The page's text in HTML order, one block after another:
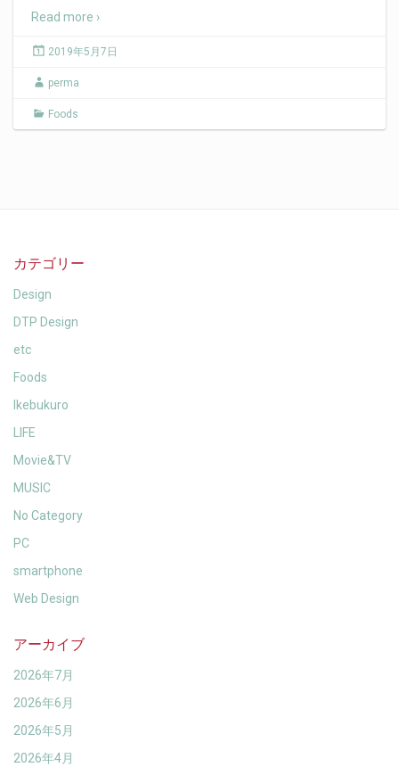
Read more ›
2019年5月7日
perma
Foods
カテゴリー
Design
DTP Design
etc
Foods
Ikebukuro
LIFE
Movie&TV
MUSIC
No Category
PC
smartphone
Web Design
アーカイブ
2026年7月
2026年6月
2026年5月
2026年4月